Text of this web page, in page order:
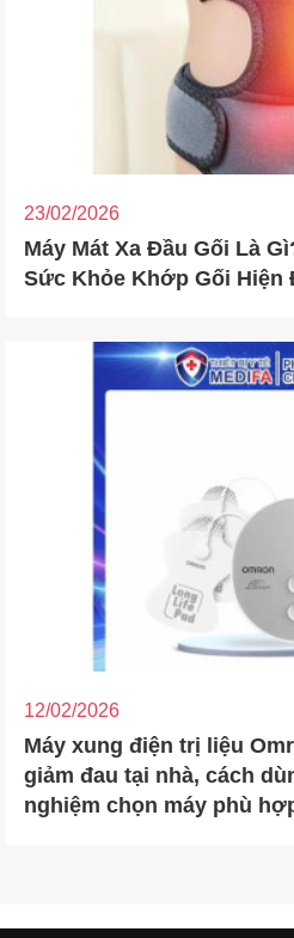
23/02/2026
Máy Mát Xa Đầu Gối Là
Sức Khỏe Khớp Gối Hiện
12/02/2026
Máy xung điện trị liệu
giảm đau tại nhà, cách
nghiệm chọn máy phù